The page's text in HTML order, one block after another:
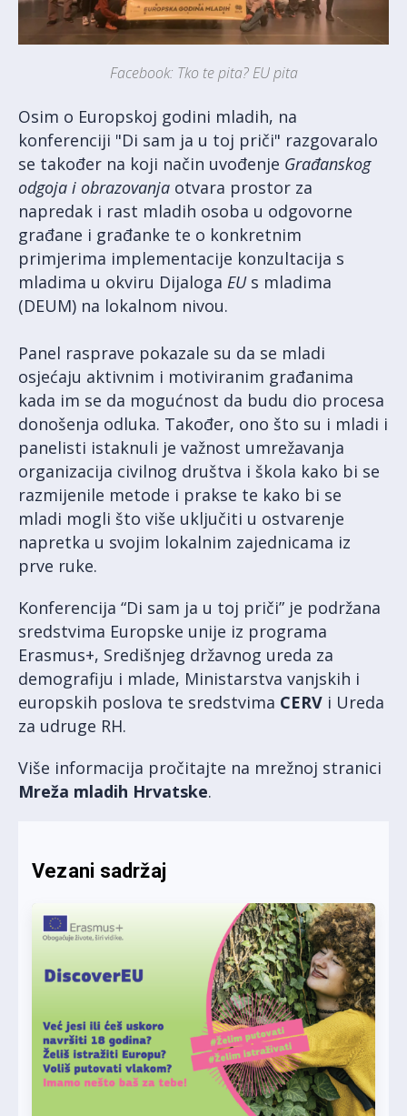
Facebook: Tko te pita? EU pita
Osim o Europskoj godini mladih, na
konferenciji "Di sam ja u toj priči" razgovaralo
se također na koji način uvođenje Građanskog
odgoja i obrazovanja otvara prostor za
napredak i rast mladih osoba u odgovorne
građane i građanke te o konkretnim
primjerima implementacije konzultacija s
mladima u okviru Dijaloga EUs mladima
(DEUM) na lokalnom nivou.
Panel rasprave pokazale su da se mladi
osjećaju aktivnim i motiviranim građanima
kada im se da mogućnost da budu dio procesa
donošenja odluka. Također, ono što su i mladi i
panelisti istaknuli je važnost umrežavanja
organizacija civilnog društva i škola kako bi se
razmijenile metode i prakse te kako bi se
mladi mogli što više uključiti u ostvarenje
napretka u svojim lokalnim zajednicama iz
prve ruke.
Konferencija “Di sam ja u toj priči” je podržana
sredstvima Europske unije iz programa
Erasmus+, Središnjeg državnog ureda za
demografiju i mlade, Ministarstva vanjskih i
europskih poslova te sredstvima CERV i Ureda
za udruge RH.
Više informacija pročitajte na mrežnoj stranici
Mreža mladih Hrvatske.
Vezani sadržaj